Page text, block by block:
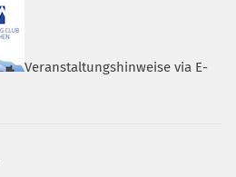
Veranstaltungshinweise via E-